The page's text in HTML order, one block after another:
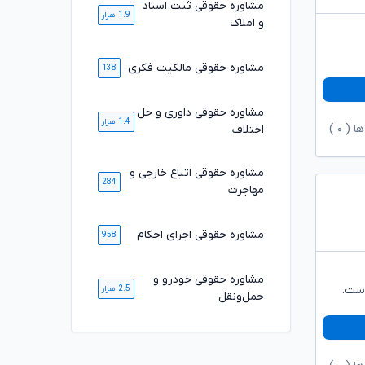
( ۰
است.
مشاوره حقوقی ثبت اسناد
و املاک
1.9 هزار
مشاوره حقوقی مالکیت فکری 138
مشاوره حقوقی داوری و حل
اختلاف
1.4 هزار
مشاوره حقوقی اتباع خارجی و
مهاجرت
284
مشاوره حقوقی اجرای احکام 958
مشاوره حقوقی خودرو و
حمل‌ونقل
2.5 هزار